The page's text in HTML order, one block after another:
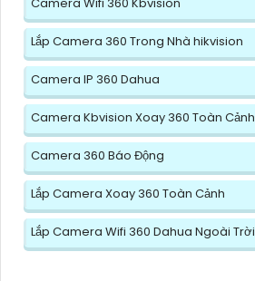
Lắp Camera 360 Trong Nhà hikvision
Camera IP 360 Dahua
Camera Kbvision Xoay 360 Toàn Cảnh
Camera 360 Báo Động
Lắp Camera Xoay 360 Toàn Cảnh
Lắp Camera Wifi 360 Dahua Ngoài Trời